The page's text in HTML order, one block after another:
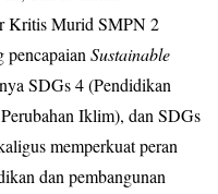
Kritis Murid SMPN 2
pencapaian Sustainable
SDGs 4 (Pendidikan
Iklim), dan SDGs
memperkuat peran
dan pembangunan